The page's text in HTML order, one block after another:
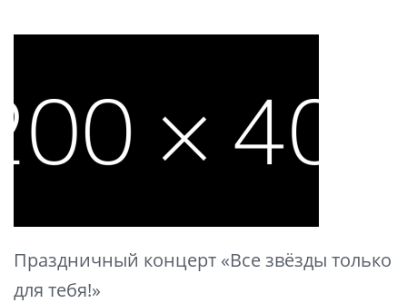
Праздничный концерт «Все звёзды только
для тебя!»